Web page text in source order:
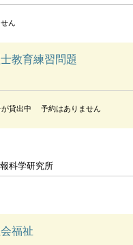
ん
教育練習問題
貸出中 予約はありません
科学研究所
福祉